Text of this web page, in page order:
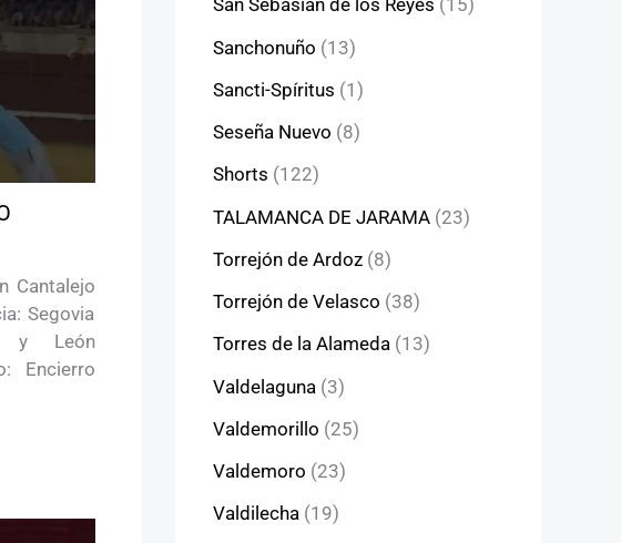
Cantalejo
Segovia
y León
Encierro
San Sebasián de los Reyes (15)
Sanchonuño (13)
Sancti-Spíritus (1)
Seseña Nuevo (8)
Shorts (122)
TALAMANCA DE JARAMA (23)
Torrejón de Ardoz (8)
Torrejón de Velasco (38)
Torres de la Alameda (13)
Valdelaguna (3)
Valdemorillo (25)
Valdemoro (23)
Valdilecha (19)